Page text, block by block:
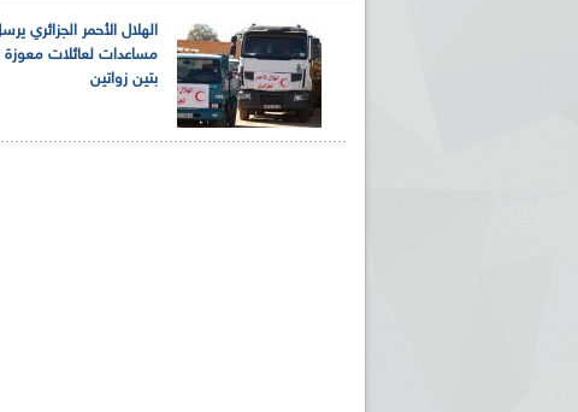
الهلال الأحمر الجزائري
مساعدات لعائلات معوزة
بتين زواتين